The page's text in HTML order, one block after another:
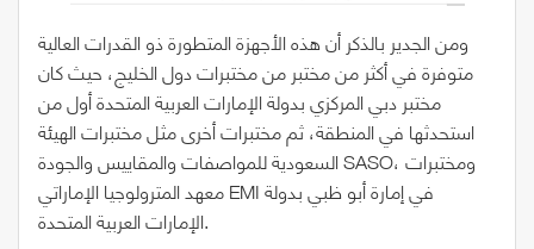
ومن الجدير بالذكر أن هذه الأجهزة المتطورة ذو القدرات العالية
متوفرة في أكثر من مختبر من مختبرات دول الخليج، حيث كان
مختبر دبي المركزي بدولة الإمارات العربية المتحدة أول من
استحدثها في المنطقة، ثم مختبرات أخرى مثل مختبرات الهيئة
السعودية للمواصفات والمقاييس والجودة SASO، ومختبرات
معهد المترولوجيا الإماراتي EMI في إمارة أبو ظبي بدولة
الإمارات العربية المتحدة.